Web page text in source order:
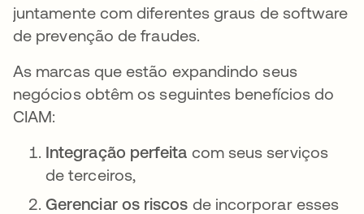
juntamente com diferentes graus de software
de prevenção de fraudes.
As marcas que estão expandindo seus
negócios obtêm os seguintes benefícios do
CIAM:
Integração perfeita com seus serviços
de terceiros,
Gerenciar os riscos de incorporar esses